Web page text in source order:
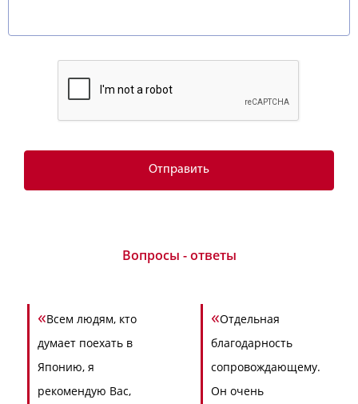
Вопросы - ответы
«Всем людям, кто
думает поехать в
Японию, я
рекомендую Вас,
«Отдельная
благодарность
сопровождающему.
Он очень